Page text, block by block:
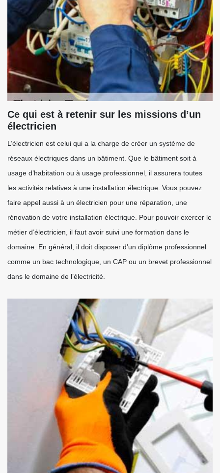
Ce qui est à retenir sur les missions d’un
électricien
L’électricien est celui qui a la charge de créer un système de
réseaux électriques dans un bâtiment. Que le bâtiment soit à
usage d’habitation ou à usage professionnel, il assurera toutes
les activités relatives à une installation électrique. Vous pouvez
faire appel aussi à un électricien pour une réparation, une
rénovation de votre installation électrique. Pour pouvoir exercer le
métier d’électricien, il faut avoir suivi une formation dans le
domaine. En général, il doit disposer d’un diplôme professionnel
comme un bac technologique, un CAP ou un brevet professionnel
dans le domaine de l’électricité.